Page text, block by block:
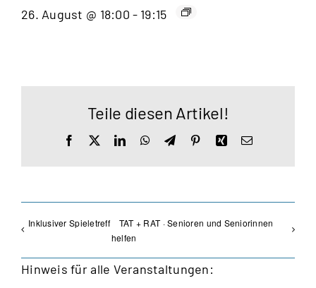
26. August @ 18:00 - 19:15
Teile diesen Artikel!
Facebook LinkedInWhatsApp
TelegramPinterestXingE-
Inklusiver Spieletreff
TAT + RAT · Senioren und Seniorinnen
helfen
Hinweis für alle Veranstaltungen: